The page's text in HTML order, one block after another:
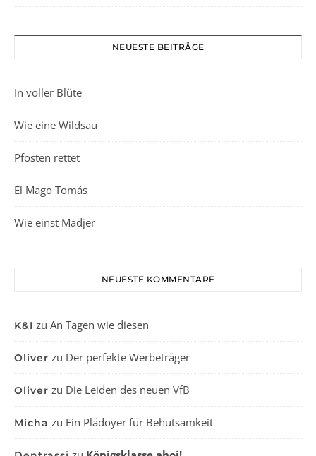
NEUESTE BEITRÄGE
In voller Blüte
Wie eine Wildsau
Pfosten rettet
El Mago Tomás
Wie einst Madjer
NEUESTE KOMMENTARE
K&I zu An Tagen wie diesen
Oliver zu Der perfekte Werbeträger
Oliver zu Die Leiden des neuen VfB
Micha zu Ein Plädoyer für Behutsamkeit